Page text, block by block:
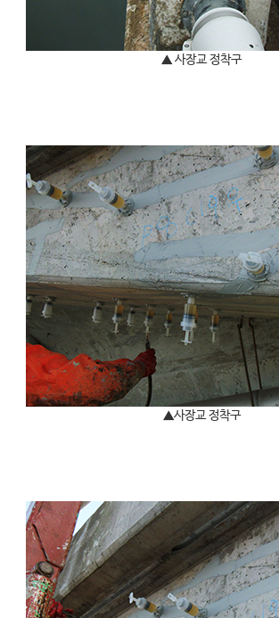
▲ 사장교 정착구
▲사장교 정착구